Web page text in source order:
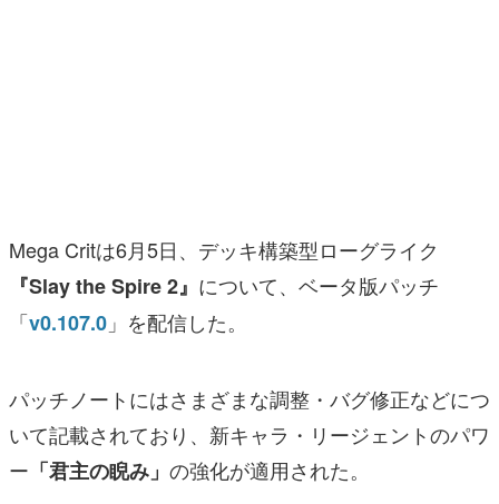
アプリレビュー
その他
運営：株式会社マレ
Mega Critは6月5日、デッキ構築型ローグライク
『Slay the Spire 2』 について、ベータ版パッチ
「v0.107.0 」を配信した。
パッチノートにはさまざまな調整・バグ修正などにつ
いて記載されており、新キャラ・リージェントのパワ
ー 「君主の睨み」 の強化が適用された。